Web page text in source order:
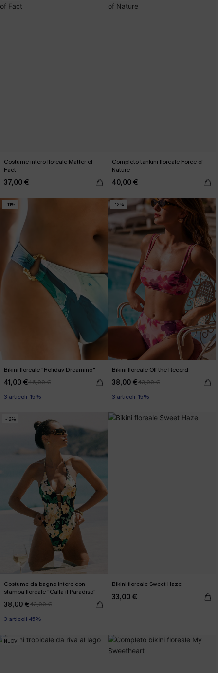
Costume intero floreale Matter of
Fact
37,00 €
Completo tankini floreale Force of
Nature
40,00 €
-11%
Bikini floreale "Holiday Dreaming"
41,00 €46,00 €
3 articoli -15%
-12%
Bikini floreale Off the Record
38,00 €43,00 €
3 articoli -15%
-12%
Costume da bagno intero con
stampa floreale "Calla il Paradiso"
38,00 €43,00 €
3 articoli -15%
Bikini floreale Sweet Haze
33,00 €
NUOVI